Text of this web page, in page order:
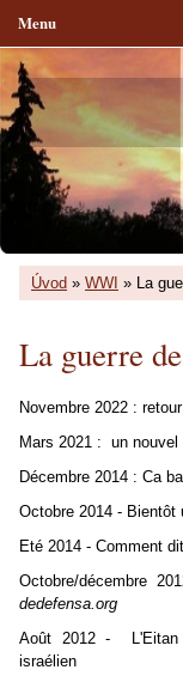
Úvod » WWI » La
La guerre
Novembre 2022 :
Mars 2021 : un
Décembre 2014 : Ca
Octobre 2014 - Bientôt
Eté 2014 - Comment
Octobre/décembre
dedefensa.org
Août 2012 - L'Eitan
israélien
Menu